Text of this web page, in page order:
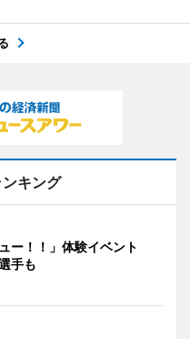
キング
ー！！」体験イベント
手も